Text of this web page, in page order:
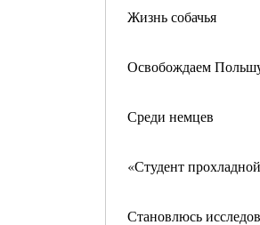
Жизнь собачья
Освобождаем
Среди немцев
«Студент
Становлюсь